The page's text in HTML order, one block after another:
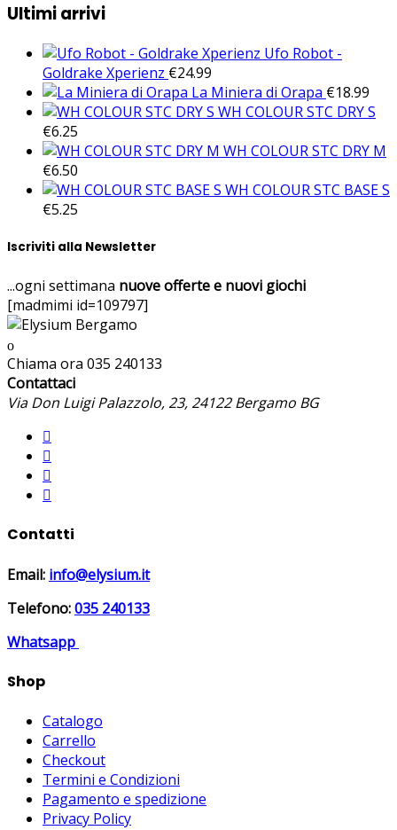
Ultimi arrivi
Ufo Robot -
Goldrake Xperienz €24.99
La Miniera di Orapa €18.99
WH COLOUR STC DRY S
€6.25
WH COLOUR STC DRY M
€6.50
WH COLOUR STC BASE S
€5.25
Iscriviti alla Newsletter
...ogni settimana nuove offerte e nuovi giochi
[madmimi id=109797]
Chiama ora 035 240133
Contattaci
Via Don Luigi Palazzolo, 23, 24122 Bergamo BG
Contatti
Email: info@elysium.it
Telefono:035 240133
Whatsapp
Shop
Catalogo
Carrello
Checkout
Termini e Condizioni
Pagamento e spedizione
Privacy Policy